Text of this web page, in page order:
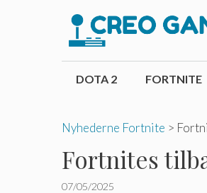
DOTA 2 FORTNITE
Nyhederne Fortnite >
Fortnites
07/05/2025